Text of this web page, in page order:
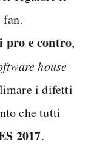
pro e contro,
house
i difetti
che tutti
2017.